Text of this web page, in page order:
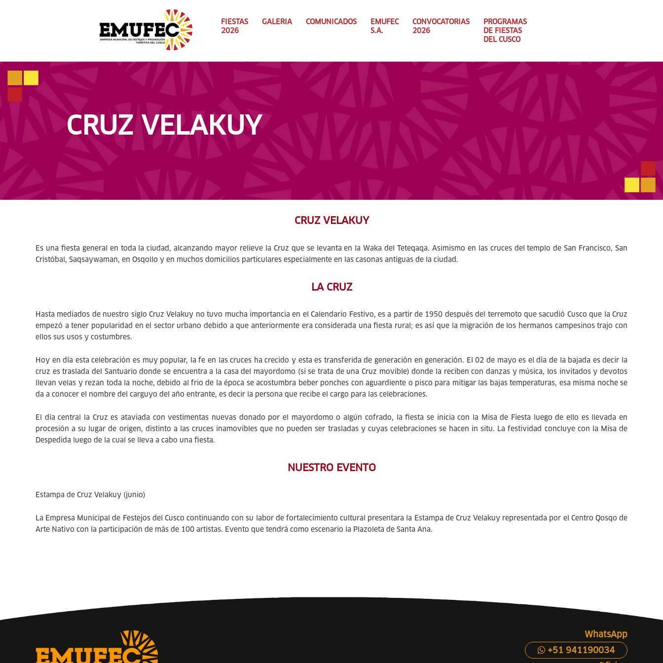
FIESTAS
2026
GALERIA COMUNICADOS
EMUFEC
S.A.
CONVOCATORIAS
2026
PROGRAMAS
DE FIESTAS
DEL CUSCO
CRUZ VELAKUY
CRUZ VELAKUY
Es una fiesta general en toda la ciudad, alcanzando mayor relieve la Cruz que se levanta en la Waka del Teteqaqa. Asimismo en las cruces del templo de San Francisco, San
Cristóbal, Saqsaywaman, en Osqollo y en muchos domicilios particulares especialmente en las casonas antiguas de la ciudad.
LA CRUZ
Hasta mediados de nuestro siglo Cruz Velakuy no tuvo mucha importancia en el Calendario Festivo, es a partir de 1950 después del terremoto que sacudió Cusco que la Cruz
empezó a tener popularidad en el sector urbano debido a que anteriormente era considerada una fiesta rural; es así que la migración de los hermanos campesinos trajo con
ellos sus usos y costumbres.
Hoy en día esta celebración es muy popular, la fe en las cruces ha crecido y esta es transferida de generación en generación. El 02 de mayo es el día de la bajada es decir la
cruz es traslada del Santuario donde se encuentra a la casa del mayordomo (si se trata de una Cruz movible) donde la reciben con danzas y música, los invitados y devotos
llevan velas y rezan toda la noche, debido al frio de la época se acostumbra beber ponches con aguardiente o pisco para mitigar las bajas temperaturas, esa misma noche se
da a conocer el nombre del carguyo del año entrante, es decir la persona que recibe el cargo para las celebraciones.
El día central la Cruz es ataviada con vestimentas nuevas donado por el mayordomo o algún cofrado, la fiesta se inicia con la Misa de Fiesta luego de ello es llevada en
procesión a su lugar de origen, distinto a las cruces inamovibles que no pueden ser trasladas y cuyas celebraciones se hacen in situ. La festividad concluye con la Misa de
Despedida luego de la cual se lleva a cabo una fiesta.
NUESTRO EVENTO
Estampa de Cruz Velakuy (junio)
La Empresa Municipal de Festejos del Cusco continuando con su labor de fortalecimiento cultural presentara la Estampa de Cruz Velakuy representada por el Centro Qosqo de
Arte Nativo con la participación de más de 100 artistas. Evento que tendrá como escenario la Plazoleta de Santa Ana.
WhatsApp
+51 941190034